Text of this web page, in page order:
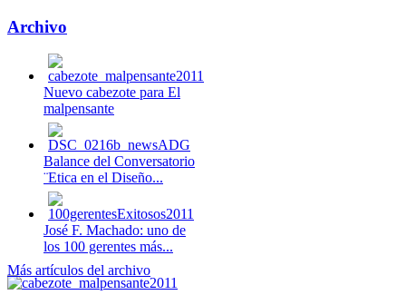
Archivo
Nuevo cabezote para El
malpensante
Balance del Conversatorio
¨Etica en el Diseño...
José F. Machado: uno de
los 100 gerentes más...
Más artículos del archivo